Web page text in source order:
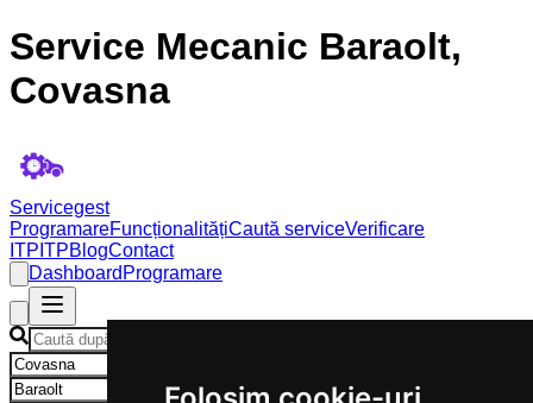
Service Mecanic Baraolt,
Covasna
Servicegest
ProgramareFuncționalitățiCaută serviceVerificare
ITP ITPBlogContact
Dashboard Programare
×